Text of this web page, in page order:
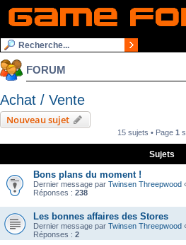
FORUM
Achat / Vente
Nouveau sujet
15 sujets • Page 1
Sujets
Bons plans du moment !
Dernier message par Twinsen Threepwood
Réponses : 238
Les bonnes affaires des Stores
Dernier message par Twinsen Threepwood
Réponses : 2